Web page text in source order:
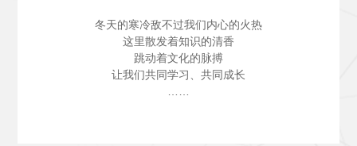
冬天的寒冷敌不过我们内心的火热
这里散发着知识的清香
跳动着文化的脉搏
让我们共同学习、共同成长